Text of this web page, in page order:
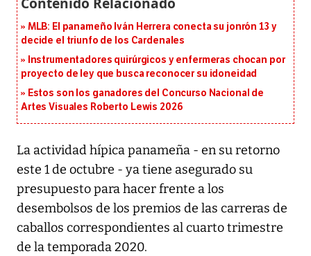
MLB: El panameño Iván Herrera conecta su jonrón 13 y
decide el triunfo de los Cardenales
Instrumentadores quirúrgicos y enfermeras chocan por
proyecto de ley que busca reconocer su idoneidad
Estos son los ganadores del Concurso Nacional de
Artes Visuales Roberto Lewis 2026
La actividad hípica panameña - en su retorno
este 1 de octubre - ya tiene asegurado su
presupuesto para hacer frente a los
desembolsos de los premios de las carreras de
caballos correspondientes al cuarto trimestre
de la temporada 2020.